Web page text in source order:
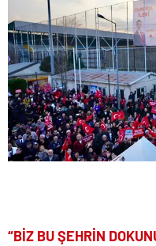
“BİZ BU ŞEHRİN